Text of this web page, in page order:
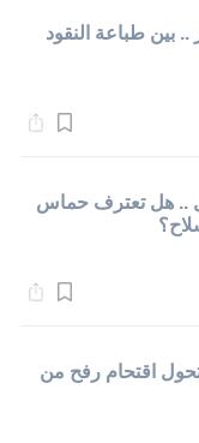
تحليل: اقتصاد مصر .. بين طباعة النقود
.. هل تعترف حماس
في مصر .. تحول اقتحام رفح من